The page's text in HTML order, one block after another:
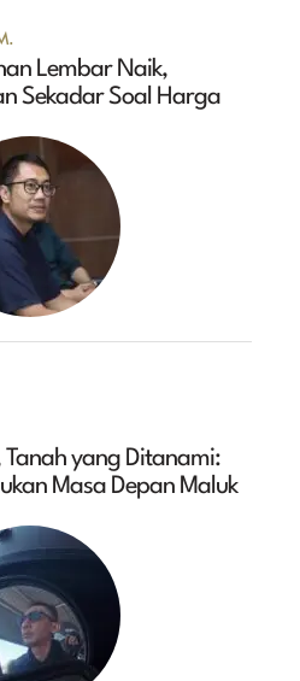
Lembar Naik,
Sekadar Soal Harga
Tanah yang Ditanami:
Masa Depan Maluk